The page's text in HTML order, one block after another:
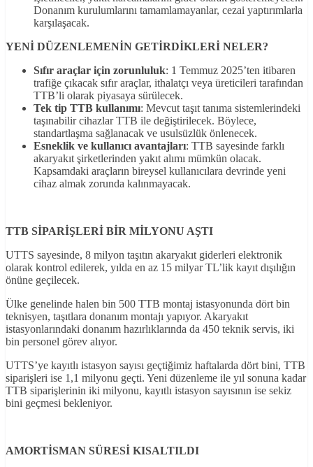
Donanım kurulumlarını tamamlamayanlar, cezai yaptırımlarla
karşılaşacak.
YENİ DÜZENLEMENİN GETİRDİKLERİ NELER?
Sıfır araçlar için zorunluluk: 1 Temmuz 2025’ten itibaren
trafiğe çıkacak sıfır araçlar, ithalatçı veya üreticileri tarafından
TTB’li olarak piyasaya sürülecek.
Tek tip TTB kullanımı: Mevcut taşıt tanıma sistemlerindeki
taşınabilir cihazlar TTB ile değiştirilecek. Böylece,
standartlaşma sağlanacak ve usulsüzlük önlenecek.
Esneklik ve kullanıcı avantajları: TTB sayesinde farklı
akaryakıt şirketlerinden yakıt alımı mümkün olacak.
Kapsamdaki araçların bireysel kullanıcılara devrinde yeni
cihaz almak zorunda kalınmayacak.
TTB SİPARİŞLERİ BİR MİLYONU AŞTI
UTTS sayesinde, 8 milyon taşıtın akaryakıt giderleri elektronik
olarak kontrol edilerek, yılda en az 15 milyar TL’lik kayıt dışılığın
önüne geçilecek.
Ülke genelinde halen bin 500 TTB montaj istasyonunda dört bin
teknisyen, taşıtlara donanım montajı yapıyor. Akaryakıt
istasyonlarındaki donanım hazırlıklarında da 450 teknik servis, iki
bin personel görev alıyor.
UTTS’ye kayıtlı istasyon sayısı geçtiğimiz haftalarda dört bini, TTB
siparişleri ise 1,1 milyonu geçti. Yeni düzenleme ile yıl sonuna kadar
TTB siparişlerinin iki milyonu, kayıtlı istasyon sayısının ise sekiz
bini geçmesi bekleniyor.
AMORTİSMAN SÜRESİ KISALTILDI